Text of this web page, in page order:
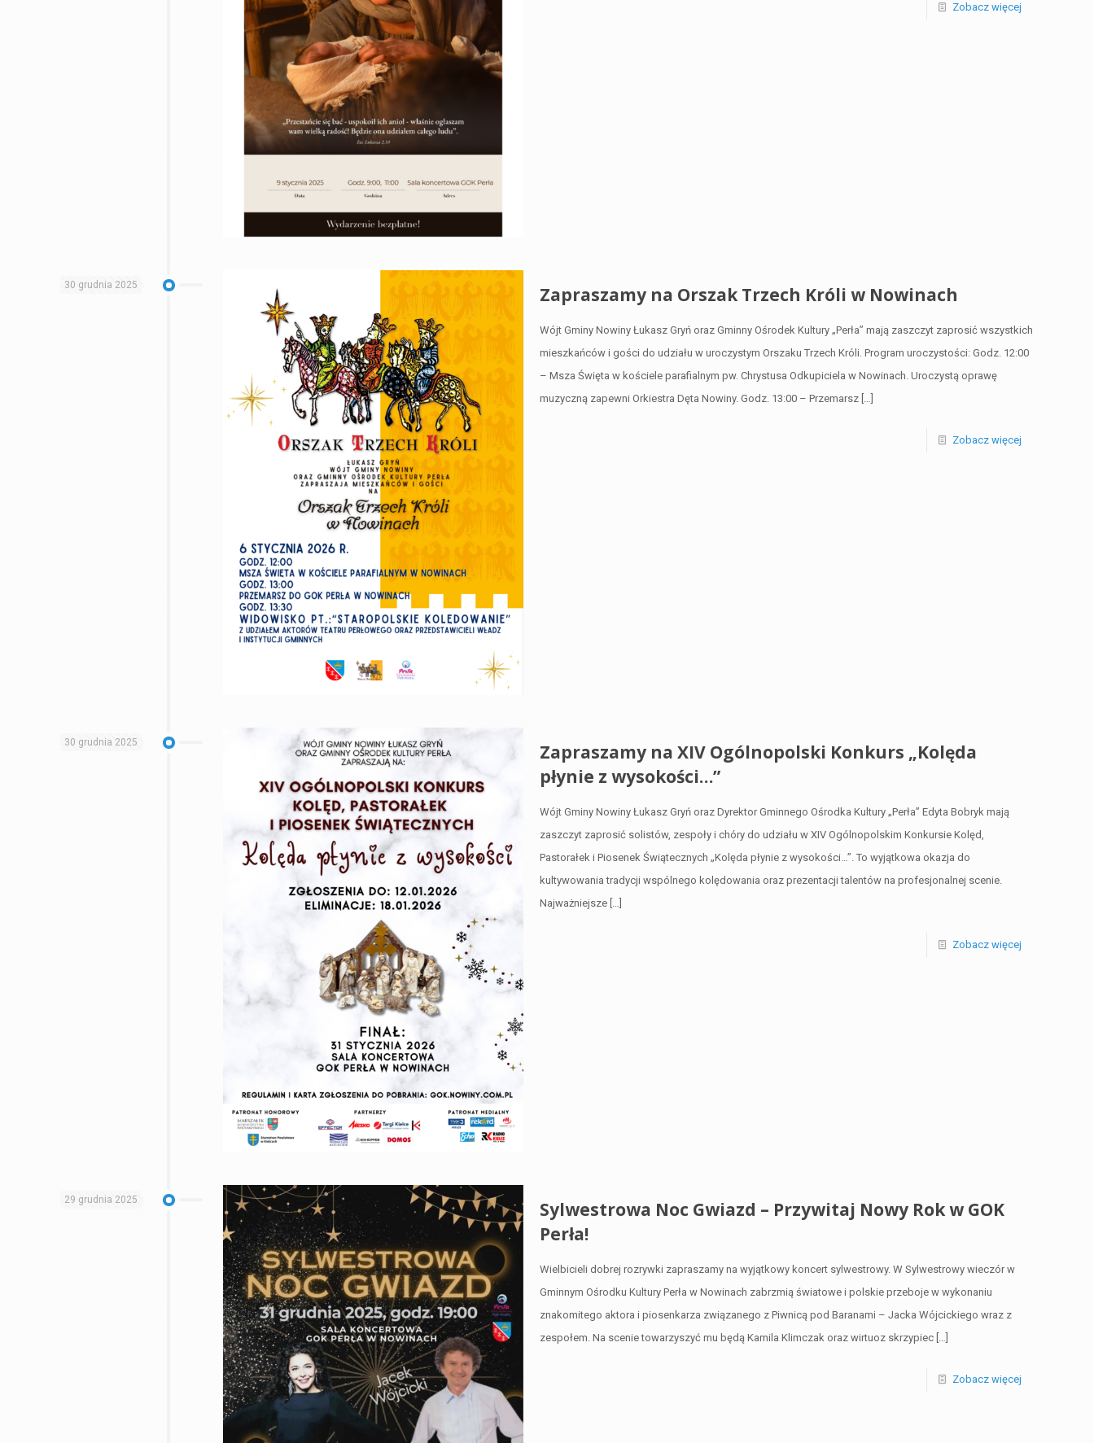
Zobacz więcej
30 grudnia 2025 Zapraszamy na Orszak Trzech Króli w Nowinach
Wójt Gminy Nowiny Łukasz Gryń oraz Gminny Ośrodek Kultury „Perła” mają zaszczyt zaprosić wszystkich
mieszkańców i gości do udziału w uroczystym Orszaku Trzech Króli. Program uroczystości: Godz. 12:00
– Msza Święta w kościele parafialnym pw. Chrystusa Odkupiciela w Nowinach. Uroczystą oprawę
muzyczną zapewni Orkiestra Dęta Nowiny. Godz. 13:00 – Przemarsz[…]
Zobacz więcej
30 grudnia 2025
Zapraszamy na XIV Ogólnopolski Konkurs „Kolęda
płynie z wysokości…”
Wójt Gminy Nowiny Łukasz Gryń oraz Dyrektor Gminnego Ośrodka Kultury „Perła” Edyta Bobryk mają
zaszczyt zaprosić solistów, zespoły i chóry do udziału w XIV Ogólnopolskim Konkursie Kolęd,
Pastorałek i Piosenek Świątecznych „Kolęda płynie z wysokości…”. To wyjątkowa okazja do
kultywowania tradycji wspólnego kolędowania oraz prezentacji talentów na profesjonalnej scenie.
Najważniejsze[…]
Zobacz więcej
29 grudnia 2025
Sylwestrowa Noc Gwiazd – Przywitaj Nowy Rok w GOK
Perła!
Wielbicieli dobrej rozrywki zapraszamy na wyjątkowy koncert sylwestrowy. W Sylwestrowy wieczór w
Gminnym Ośrodku Kultury Perła w Nowinach zabrzmią światowe i polskie przeboje w wykonaniu
znakomitego aktora i piosenkarza związanego z Piwnicą pod Baranami – Jacka Wójcickiego wraz z
zespołem. Na scenie towarzyszyć mu będą Kamila Klimczak oraz wirtuoz skrzypiec[…]
Zobacz więcej